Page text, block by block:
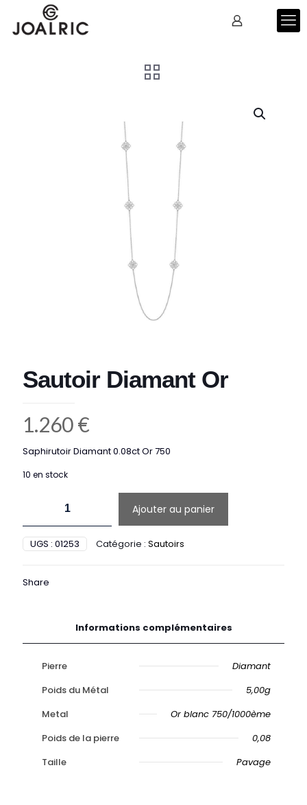
Sautoir Diamant Or
1.260€
Saphirutoir Diamant 0.08ct Or 750
10 en stock
Sautoir
Diamant
Or
Ajouter au panier
UGS : 01253 Catégorie : Sautoirs
Share
Informations complémentaires
Pierre
Diamant
Poids du Métal
5,00g
Metal
Or blanc 750/1000ème
Poids de la pierre
0,08
Taille
Pavage